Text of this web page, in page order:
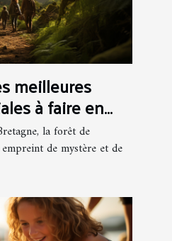
meilleures
à faire en
la forêt de
de mystère et de